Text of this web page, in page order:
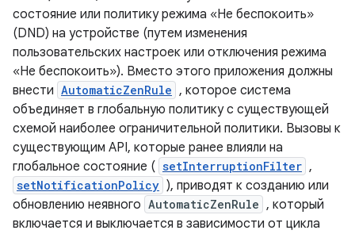
состояние или политику режима «Не беспокоить»
(DND) на устройстве (путем изменения
пользовательских настроек или отключения режима
«Не беспокоить»). Вместо этого приложения должны
внести AutomaticZenRule , которое система
объединяет в глобальную политику с существующей
схемой наиболее ограничительной политики. Вызовы к
существующим API, которые ранее влияли на
глобальное состояние ( setInterruptionFilter ,
setNotificationPolicy ), приводят к созданию или
обновлению неявного AutomaticZenRule , который
включается и выключается в зависимости от цикла